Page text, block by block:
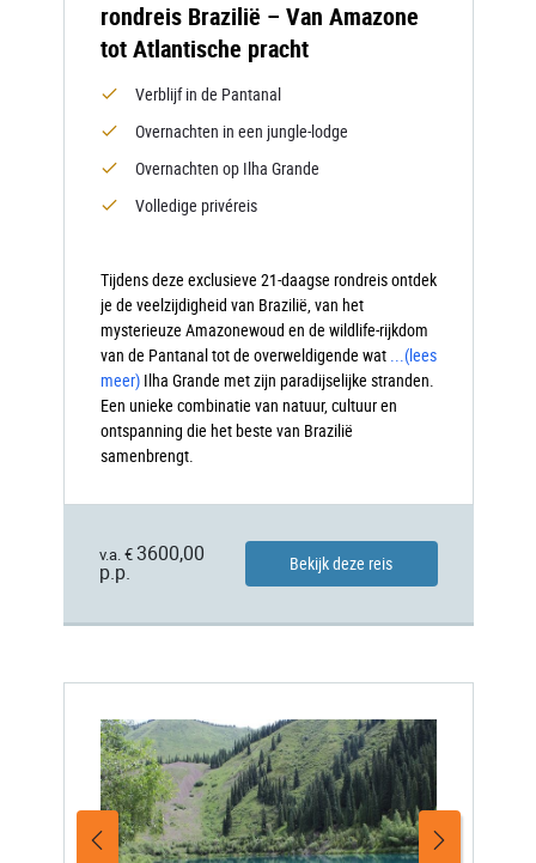
rondreis Brazilië – Van Amazone
tot Atlantische pracht
Verblijf in de Pantanal
Overnachten in een jungle-lodge
Overnachten op Ilha Grande
Volledige privéreis
Tijdens deze exclusieve 21-daagse rondreis ontdek
je de veelzijdigheid van Brazilië, van het
mysterieuze Amazonewoud en de wildlife-rijkdom
van de Pantanal tot de overweldigende wat ...(lees
meer) Ilha Grande met zijn paradijselijke stranden.
Een unieke combinatie van natuur, cultuur en
ontspanning die het beste van Brazilië
samenbrengt.
v.a. € 3600,00
p.p.
Bekijk deze reis